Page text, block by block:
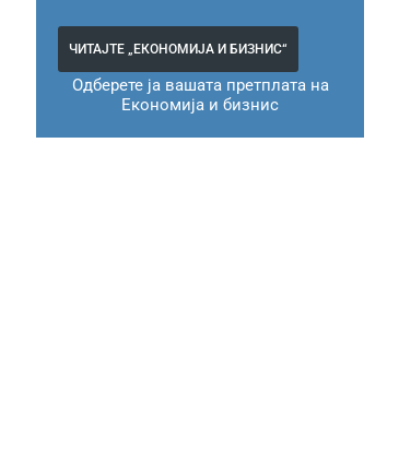
ЧИТАЈТЕ „ЕКОНОМИЈА И БИЗНИС“
Одберете ја вашата претплата на
Економија и бизнис